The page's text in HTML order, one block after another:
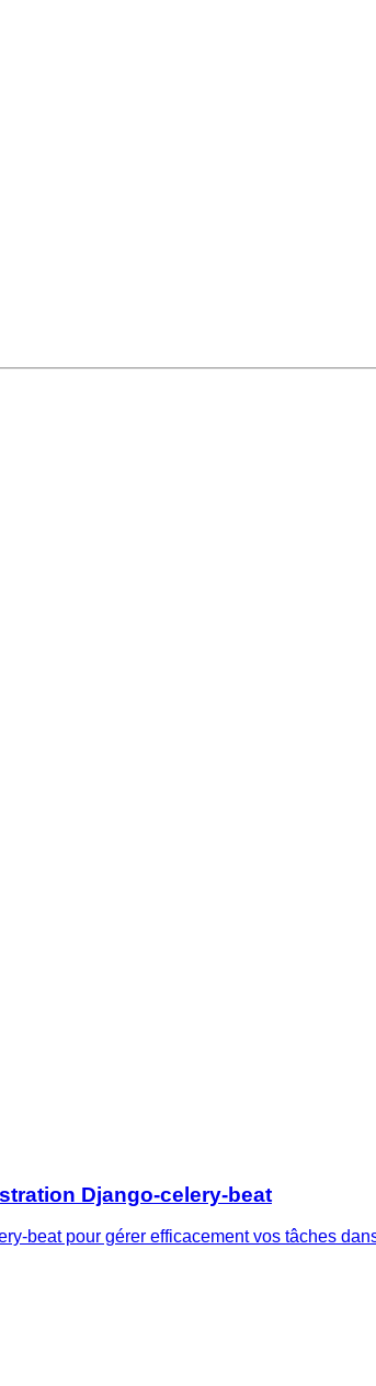
Django-celery-beat
beat pour gérer efficacement vos tâches